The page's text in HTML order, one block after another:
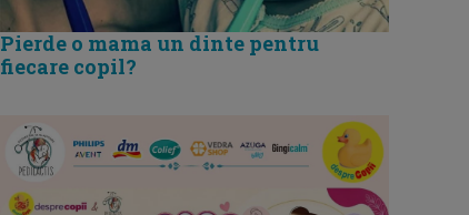
Pierde o mama un dinte pentru
fiecare copil?